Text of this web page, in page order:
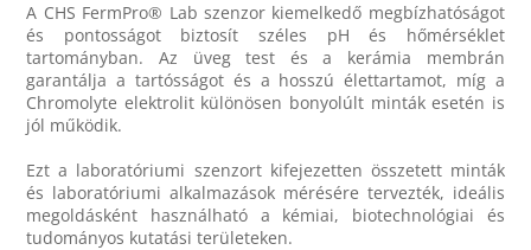
A CHS FermPro® Lab szenzor kiemelkedő megbízhatóságot
és pontosságot biztosít széles pH és hőmérséklet
tartományban. Az üveg test és a kerámia membrán
garantálja a tartósságot és a hosszú élettartamot, míg a
Chromolyte elektrolit különösen bonyolúlt minták esetén is
jól működik.
Ezt a laboratóriumi szenzort kifejezetten összetett minták
és laboratóriumi alkalmazások mérésére tervezték, ideális
megoldásként használható a kémiai, biotechnológiai és
tudományos kutatási területeken.